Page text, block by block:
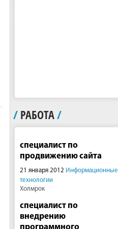
/ РАБОТА/
специалист по
продвижению сайта
21 января 2012 Информационные
технологии
Холмрок
специалист по
внедрению
программного